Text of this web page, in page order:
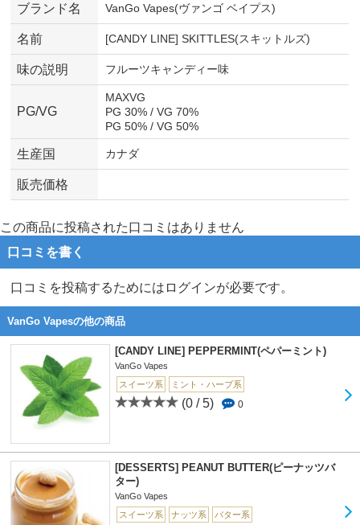
ブランド名 VanGo Vapes(ヴァンゴ ベイプス)
名前 [CANDY LINE] SKITTLES(スキットルズ)
味の説明 フルーツキャンディー味
PG/VG
MAXVG
PG 30% / VG 70%
PG 50% / VG 50%
生産国 カナダ
販売価格
この商品に投稿された口コミはありません
口コミを書く
口コミを投稿するためにはログインが必要です。
VanGo Vapesの他の商品
[CANDY LINE] PEPPERMINT(ペパーミント)
VanGo Vapes
スイーツ系
ミント・ハーブ系
(0 / 5) 0
[DESSERTS] PEANUT BUTTER(ピーナッツバ
ター)
VanGo Vapes
スイーツ系
ナッツ系 バター系